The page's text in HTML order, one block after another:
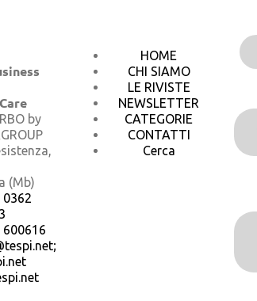
by
(Mb)
0362
600616
HOME
CHI SIAMO
LE RIVISTE
NEWSLETTER
CATEGORIE
CONTATTI
Cerca